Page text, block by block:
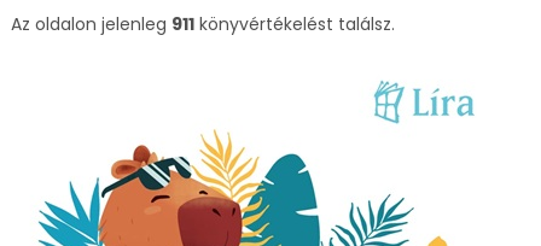
Az oldalon jelenleg 911könyvértékelést találsz.